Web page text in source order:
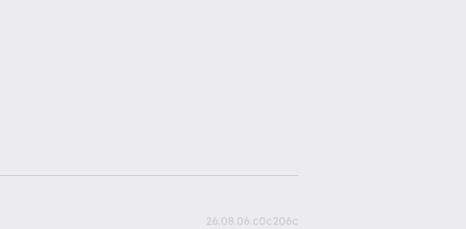
26.08.06.c0c206c